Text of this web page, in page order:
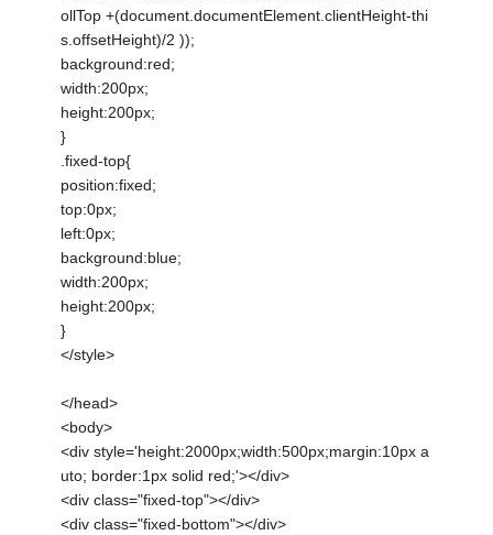
ollTop +(document.documentElement.clientHeight-thi
s.offsetHeight)/2 ));
background:red;
width:200px;
height:200px;
}
.fixed-top{
position:fixed;
top:0px;
left:0px;
background:blue;
width:200px;
height:200px;
}
</style>
</head>
<body>
<div style='height:2000px;width:500px;margin:10px a
uto; border:1px solid red;'></div>
<div class="fixed-top"></div>
<div class="fixed-bottom"></div>